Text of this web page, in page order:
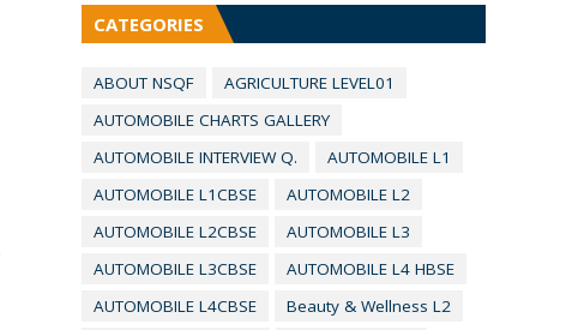
CATEGORIES
ABOUT NSQF
AGRICULTURE LEVEL01
AUTOMOBILE CHARTS GALLERY
AUTOMOBILE INTERVIEW Q.
AUTOMOBILE L1
AUTOMOBILE L1CBSE
AUTOMOBILE L2
AUTOMOBILE L2CBSE
AUTOMOBILE L3
AUTOMOBILE L3CBSE
AUTOMOBILE L4 HBSE
AUTOMOBILE L4CBSE
Beauty & Wellness L2